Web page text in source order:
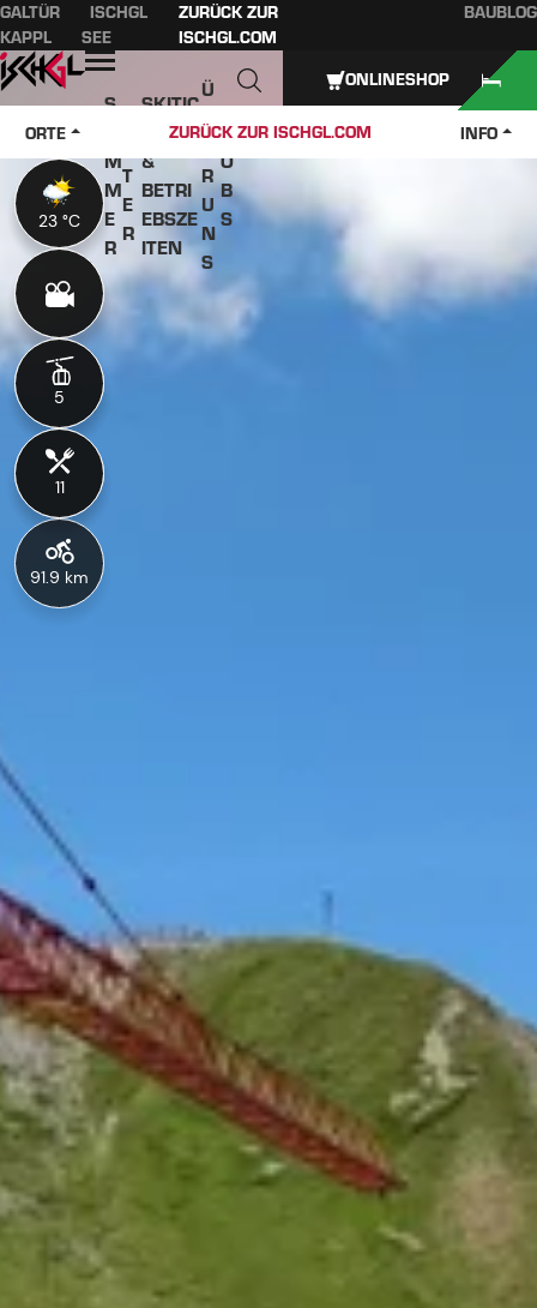
Hauptinhalt
Inhaltsverzeichnis
Hauptnavigation
Inhaltsverzeichnis
GALTÜR
ISCHGL
KAPPL
SEE
ZURÜCK ZUR
ISCHGL.COM
BAUBLOG
Öffnen
S
M
M
E
R
T
E
R
SKITIC
KETS
&
BETRI
EBSZE
ITEN
Ü
B
E
R
U
N
S
J
O
B
S
ORTE ZURÜCK ZUR ISCHGL.COM INFO
ONLINESHOP
23 °C
5
11
91.9 km
23 °C
5
11